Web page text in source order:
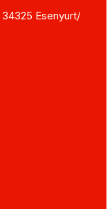
Esenyurt/